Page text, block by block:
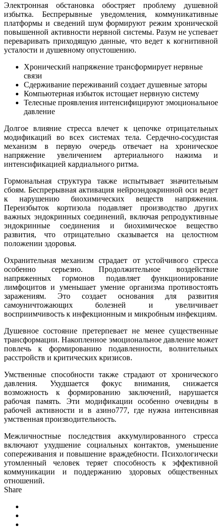
Электронная обстановка обостряет проблему душевной
избытка. Беспрерывные уведомления, коммуникативные
платформы и сведений шум формируют режим хронической
повышенной активности нервной системы. Разум не успевает
переваривать приходящую данные, что ведет к когнитивной
усталости и душевному опустошению.
Хронический напряжение трансформирует нервные
связи
Сдерживание переживаний создает душевные заторы
Компьютерная избыток истощает нервную систему
Телесные проявления интенсифицируют эмоциональное
давление
Долгое влияние стресса влечет к цепочке отрицательных
модификаций во всех системах тела. Сердечно-сосудистая
механизм в первую очередь отвечает на хроническое
напряжение увеличением артериального нажима и
интенсификацией кардиального ритма.
Гормональная структура также испытывает значительным
сбоям. Беспрерывная активация нейроэндокринной оси ведет
к нарушению биохимических веществ напряжения.
Переизбыток кортизола подавляет производство других
важных эндокринных соединений, включая репродуктивные
эндокринные соединения и биохимическое вещество
развития, что отрицательно сказывается на целостном
положении здоровья.
Охранительная механизм страдает от устойчивого стресса
особенно серьезно. Продолжительное воздействие
напряженных гормонов подавляет функционирование
лимфоцитов и уменьшает умение организма противостоять
заражениям. Это создает основания для развития
самоуничтожающих болезней и увеличивает
восприимчивость к инфекционным и микробным инфекциям.
Душевное состояние претерпевает не менее существенные
трансформации. Накопленное эмоциональное давление может
повлечь к формированию подавленности, волнительных
расстройств и критических кризисов.
Умственные способности также страдают от хронического
давления. Ухудшается фокус внимания, снижается
возможность к формированию заключений, нарушается
рабочая память. Эти модификации особенно очевидны в
рабочей активности и в азино777, где нужна интенсивная
умственная производительность.
Межличностные последствия аккумулированного стресса
включают ухудшение социальных контактов, уменьшение
сопереживания и повышение враждебности. Психологически
утомленный человек теряет способность к эффективной
коммуникации и поддержанию здоровых общественных
отношений.
Share